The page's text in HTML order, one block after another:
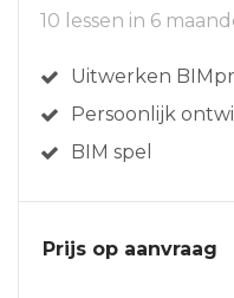
10 lessen in 6
Uitwerken
Persoonlijk
BIM spel
Prijs op aanvraag